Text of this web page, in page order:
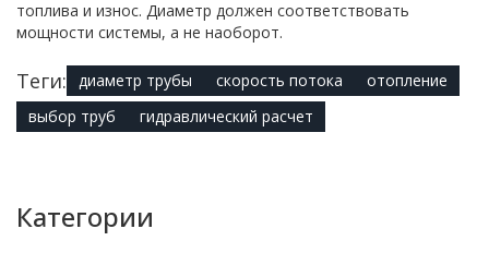
топлива и износ. Диаметр должен соответствовать
мощности системы, а не наоборот.
Теги: диаметр трубы скорость потока
отопление
выбор труб
гидравлический расчет
Категории